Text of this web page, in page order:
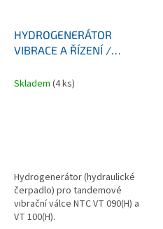
HYDROGENERÁTOR
VIBRACE A ŘÍZENÍ /
VIBRATION AND STEERING
Skladem (4 ks)
Hydrogenerátor (hydraulické
čerpadlo) pro tandemové
vibrační válce NTC VT 090(H) a
VT 100(H).